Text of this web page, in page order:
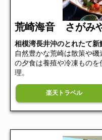
荒崎海音 さがみ
相模湾長井沖のとれたて
自然豊かな荒崎は散策や
の夕食は養殖や冷凍もの
理。
楽天トラベル